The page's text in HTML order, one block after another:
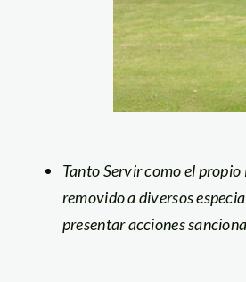
Tanto Servir como el
removido a diversos
presentar acciones